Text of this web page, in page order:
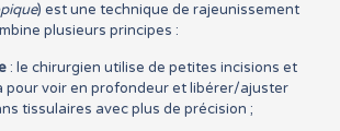
) est une technique de rajeunissement
plusieurs principes :
: le chirurgien utilise de petites incisions et
pour voir en profondeur et libérer/ajuster
tissulaires avec plus de précision ;